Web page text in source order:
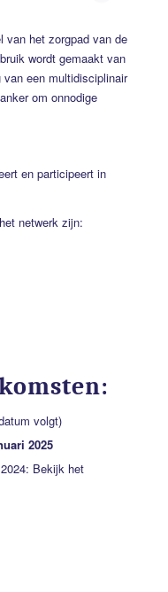
van het zorgpad van de
wordt gemaakt van
een multidisciplinair
om onnodige
en participeert in
netwerk zijn:
volgt)
2025
Bekijk het